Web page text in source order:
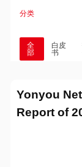
分类
全
部
白皮
书
Yonyou
Report of